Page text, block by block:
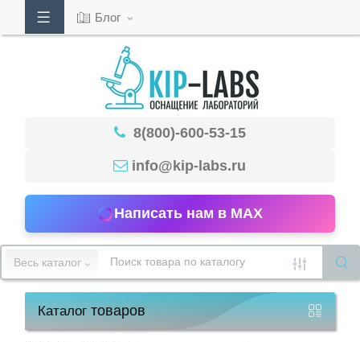
53-
15
Блог
8(800)-600-53-15
info@kip-labs.ru
Написать нам в MAX
Весь каталог
Каталогтоваров